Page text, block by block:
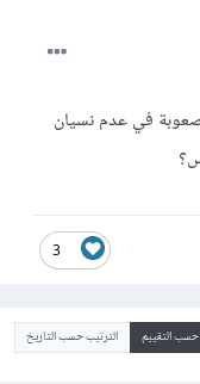
في عدم نسيان
3
التقييم الترتيب حسب التاريخ